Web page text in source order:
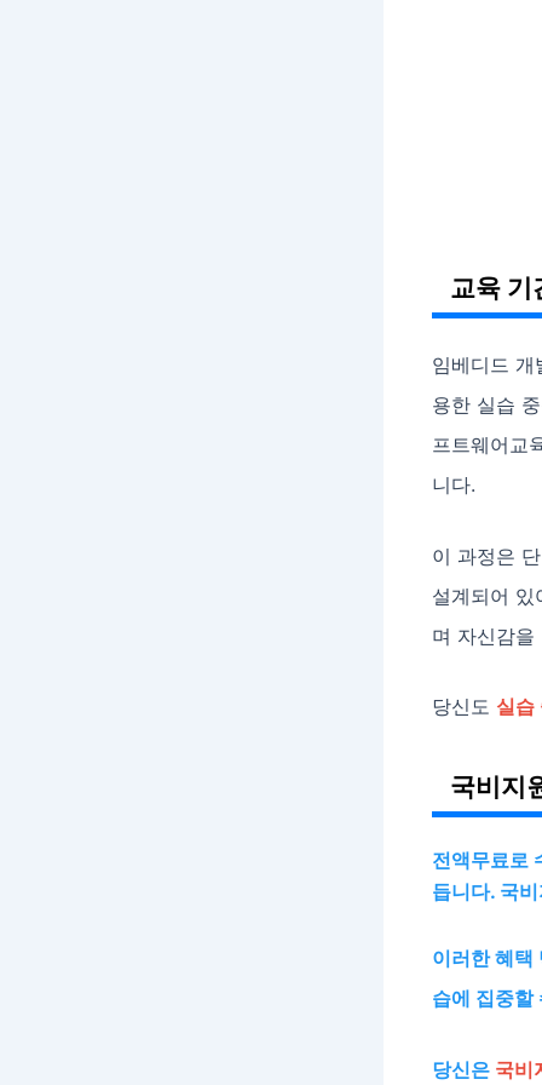
교육 기
임베디드
용한 실습
프트웨어교
니다.
이 과정은
설계되어
며 자신감을
당신도 실습
국비지
전액무료로
듭니다. 국
이러한 혜택
습에 집중할
당신은 국비